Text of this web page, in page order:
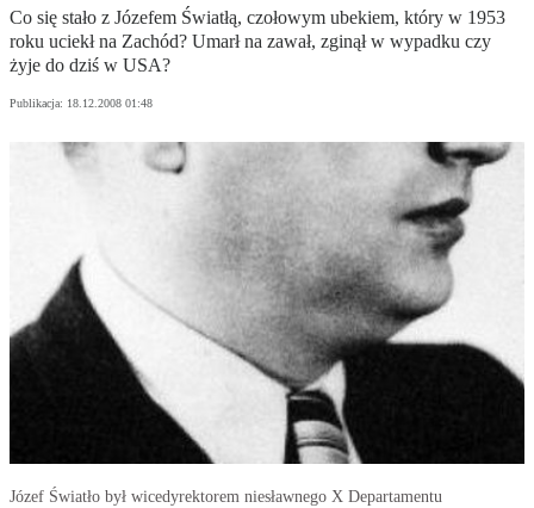
Co się stało z Józefem Światłą, czołowym ubekiem, który w 1953
roku uciekł na Zachód? Umarł na zawał, zginął w wypadku czy
żyje do dziś w USA?
Publikacja: 18.12.2008 01:48
Józef Światło był wicedyrektorem niesławnego X Departamentu